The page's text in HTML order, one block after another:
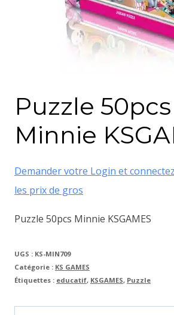
Puzzle 50pcs
Minnie
Demander votre Login et
les prix de gros
Puzzle 50pcs Minnie KSGAMES
UGS : KS-MIN709
Catégorie : KS GAMES
Étiquettes : educatif, KSGAMES, Puzzle